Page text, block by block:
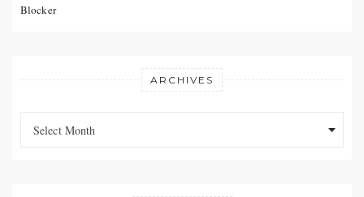
Blocker
ARCHIVES
Select Month